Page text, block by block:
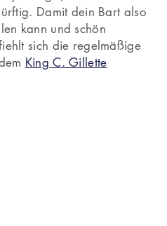
Damit dein Bart also
kann und schön
sich die regelmäßige
King C. Gillette